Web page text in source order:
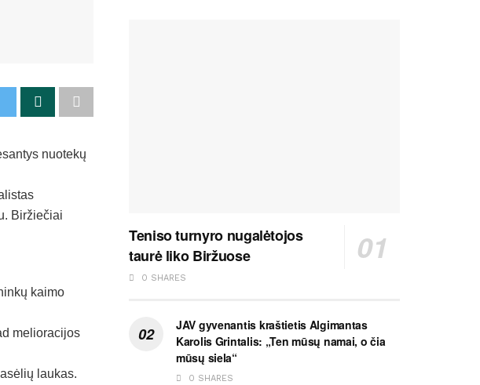
nuotekų
Biržiečiai
kaimo
melioracijos
laukas.
Teniso turnyro nugalėtojos
taurė liko Biržuose
0 SHARES
JAV gyvenantis kraštietis Algimantas
Karolis Grintalis: „Ten mūsų namai, o čia
mūsų siela“
0 SHARES